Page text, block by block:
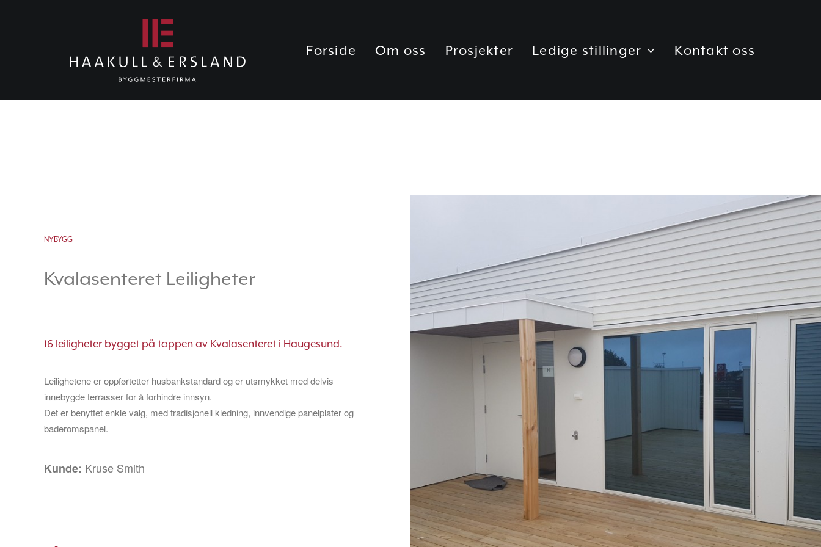
Forside Om oss Prosjekter Ledige stillinger Kontakt oss
NYBYGG
Kvalasenteret Leiligheter
16 leiligheter bygget på toppen av Kvalasenteret i Haugesund.
Leilighetene er oppførtetter husbankstandard og er utsmykket med delvis
innebygde terrasser for å forhindre innsyn.
Det er benyttet enkle valg, med tradisjonell kledning, innvendige panelplater og
baderomspanel.
Kunde: Kruse Smith